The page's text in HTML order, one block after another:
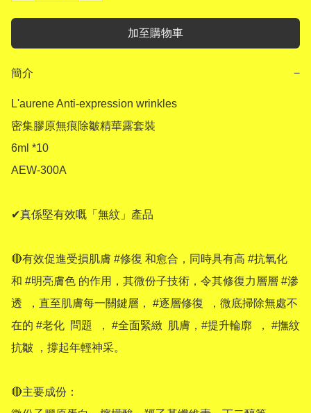
加至購物車
簡介 −
L'aurene Anti-expression wrinkles
密集膠原無痕除皺精華露套裝
6ml *10
AEW-300A
✔真係堅有效嘅「無紋」產品
🔴有效促進受損肌膚 #修復 和愈合，同時具有高 #抗氧化
和 #明亮膚色 的作用，其微份子技術，令其修復力層層 #滲
透  ，直至肌膚每一關鍵層， #逐層修復  ，微底掃除無處不
在的 #老化  問題  ， #全面緊緻  肌膚，#提升輪廓  ， #撫紋
抗皺 ，撐起年輕神采。
🔴主要成份：